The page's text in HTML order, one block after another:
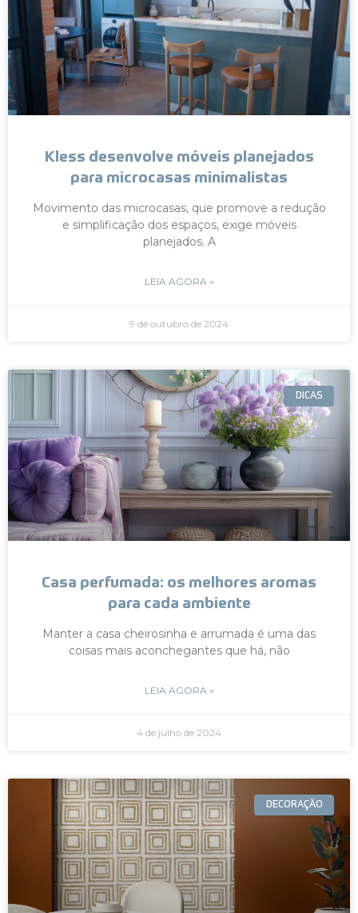
Kless desenvolve móveis planejados
para microcasas minimalistas
Movimento das microcasas, que promove a redução
e simplificação dos espaços, exige móveis
planejados. A
LEIA AGORA »
9 de outubro de 2024
DICAS
Casa perfumada: os melhores aromas
para cada ambiente
Manter a casa cheirosinha e arrumada é uma das
coisas mais aconchegantes que há, não
LEIA AGORA »
4 de julho de 2024
DECORAÇÃO